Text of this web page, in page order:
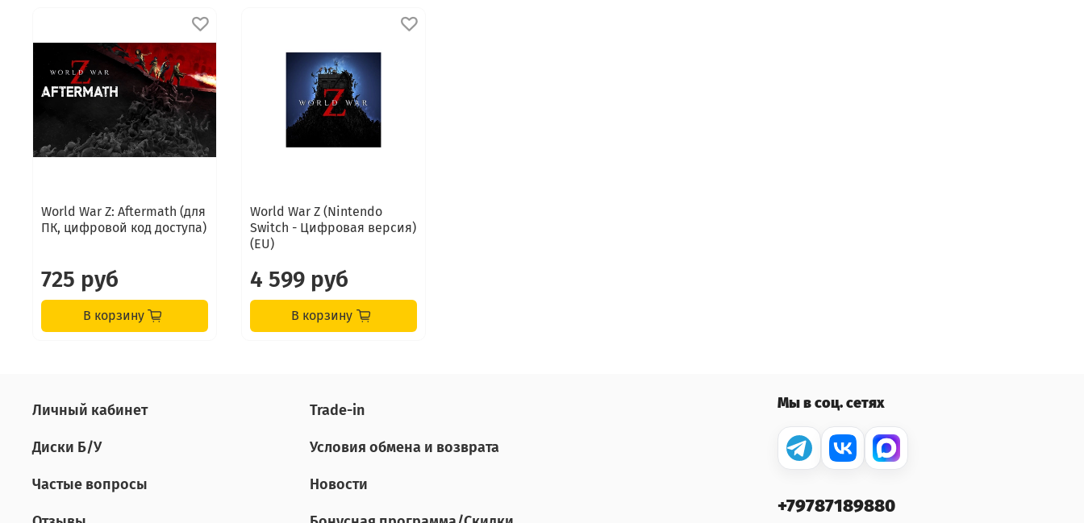
World War Z: Aftermath (для
ПК, цифровой код доступа)
725 руб
В корзину
World War Z (Nintendo
Switch - Цифровая версия)
(EU)
4 599 руб
В корзину
Личный кабинет
Диски Б/У
Частые вопросы
Tradе-in
Условия обмена и возврата
Новости
Мы в соц. сетях
+79787189880